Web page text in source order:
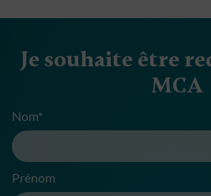
Je souhaite être
MCA
Nom*
Prénom